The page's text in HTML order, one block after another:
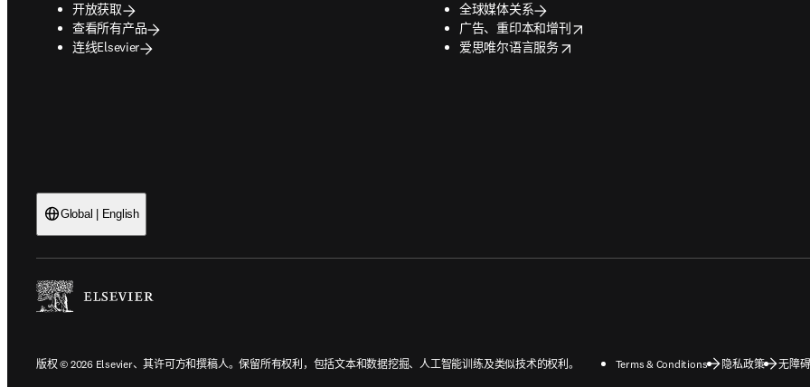
开放获取
查看所有产品
连线Elsevier
全球媒体关系
广告、重印本和增刊
opens in new tab/window
爱思唯尔语言服务
opens in new tab/window
Global | English
版权 © 2026 Elsevier、其许可方和撰稿人。保留所有权利，包括文本和数据挖掘、人工智能训练及类似技术的权利。 Terms & Conditions 隐私政策 无障碍